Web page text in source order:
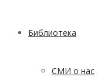
Библиотека
СМИ о нас